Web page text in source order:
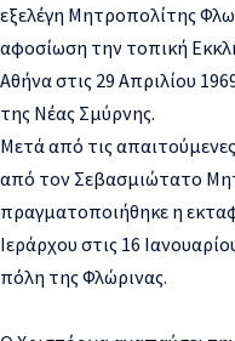
εξελέγη Μητροπολίτης
αφοσίωση την τοπική
Αθήνα στις 29 Απριλίου
της Νέας Σμύρνης.
Μετά από τις
από τον Σεβασμιώτατο
πραγματοποιήθηκε η
Ιεράρχου στις 16
πόλη της Φλώρινας.